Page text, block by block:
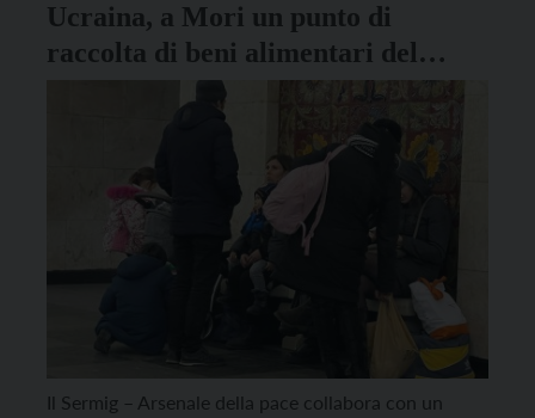
Ucraina, a Mori un punto di
raccolta di beni alimentari del
Sermig
Il Sermig – Arsenale della pace collabora con un